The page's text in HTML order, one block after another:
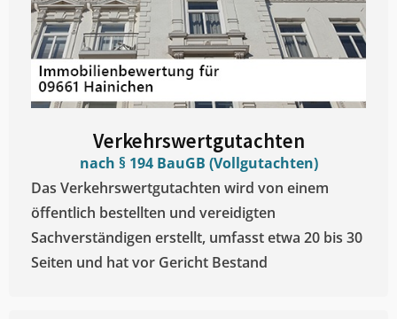
Verkehrswertgutachten
nach § 194 BauGB (Vollgutachten)
Das Verkehrswertgutachten wird von einem
öffentlich bestellten und vereidigten
Sachverständigen erstellt, umfasst etwa 20 bis 30
Seiten und hat vor Gericht Bestand